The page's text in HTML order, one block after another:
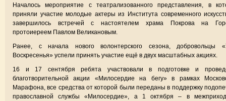
Началось мероприятие с театрализованного представления, в
приняли участие молодые актеры из Института современного
завершилось встречей с настоятелем храма Покрова на
протоиереем Павлом Великановым.
Ранее, с начала нового волонтерского сезона, добровольцы
Воскресенья» успели принять участие ещё в двух масштабных акциях.
16 и 17 сентября ребята участвовали в подготовке и
благотворительной акции «Милосердие на бегу» в рамках
Марафона, все средства от которой были переданы в поддержку
православной службы «Милосердие», а 1 октября – в